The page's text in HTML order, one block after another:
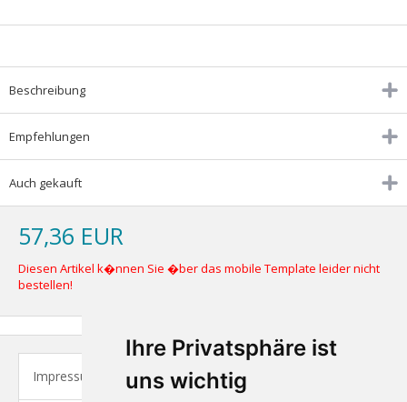
Ihre Privatsphäre ist
uns wichtig
Beschreibung
Empfehlungen
Auch gekauft
57,36 EUR
Diesen Artikel k�nnen Sie �ber das mobile Template leider nicht
bestellen!
Impressum